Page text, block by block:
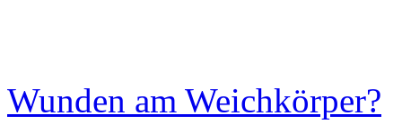
Wunden am Weichkörper?